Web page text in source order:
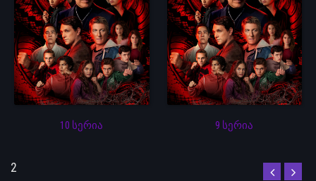
10 სერია 9 სერია
2